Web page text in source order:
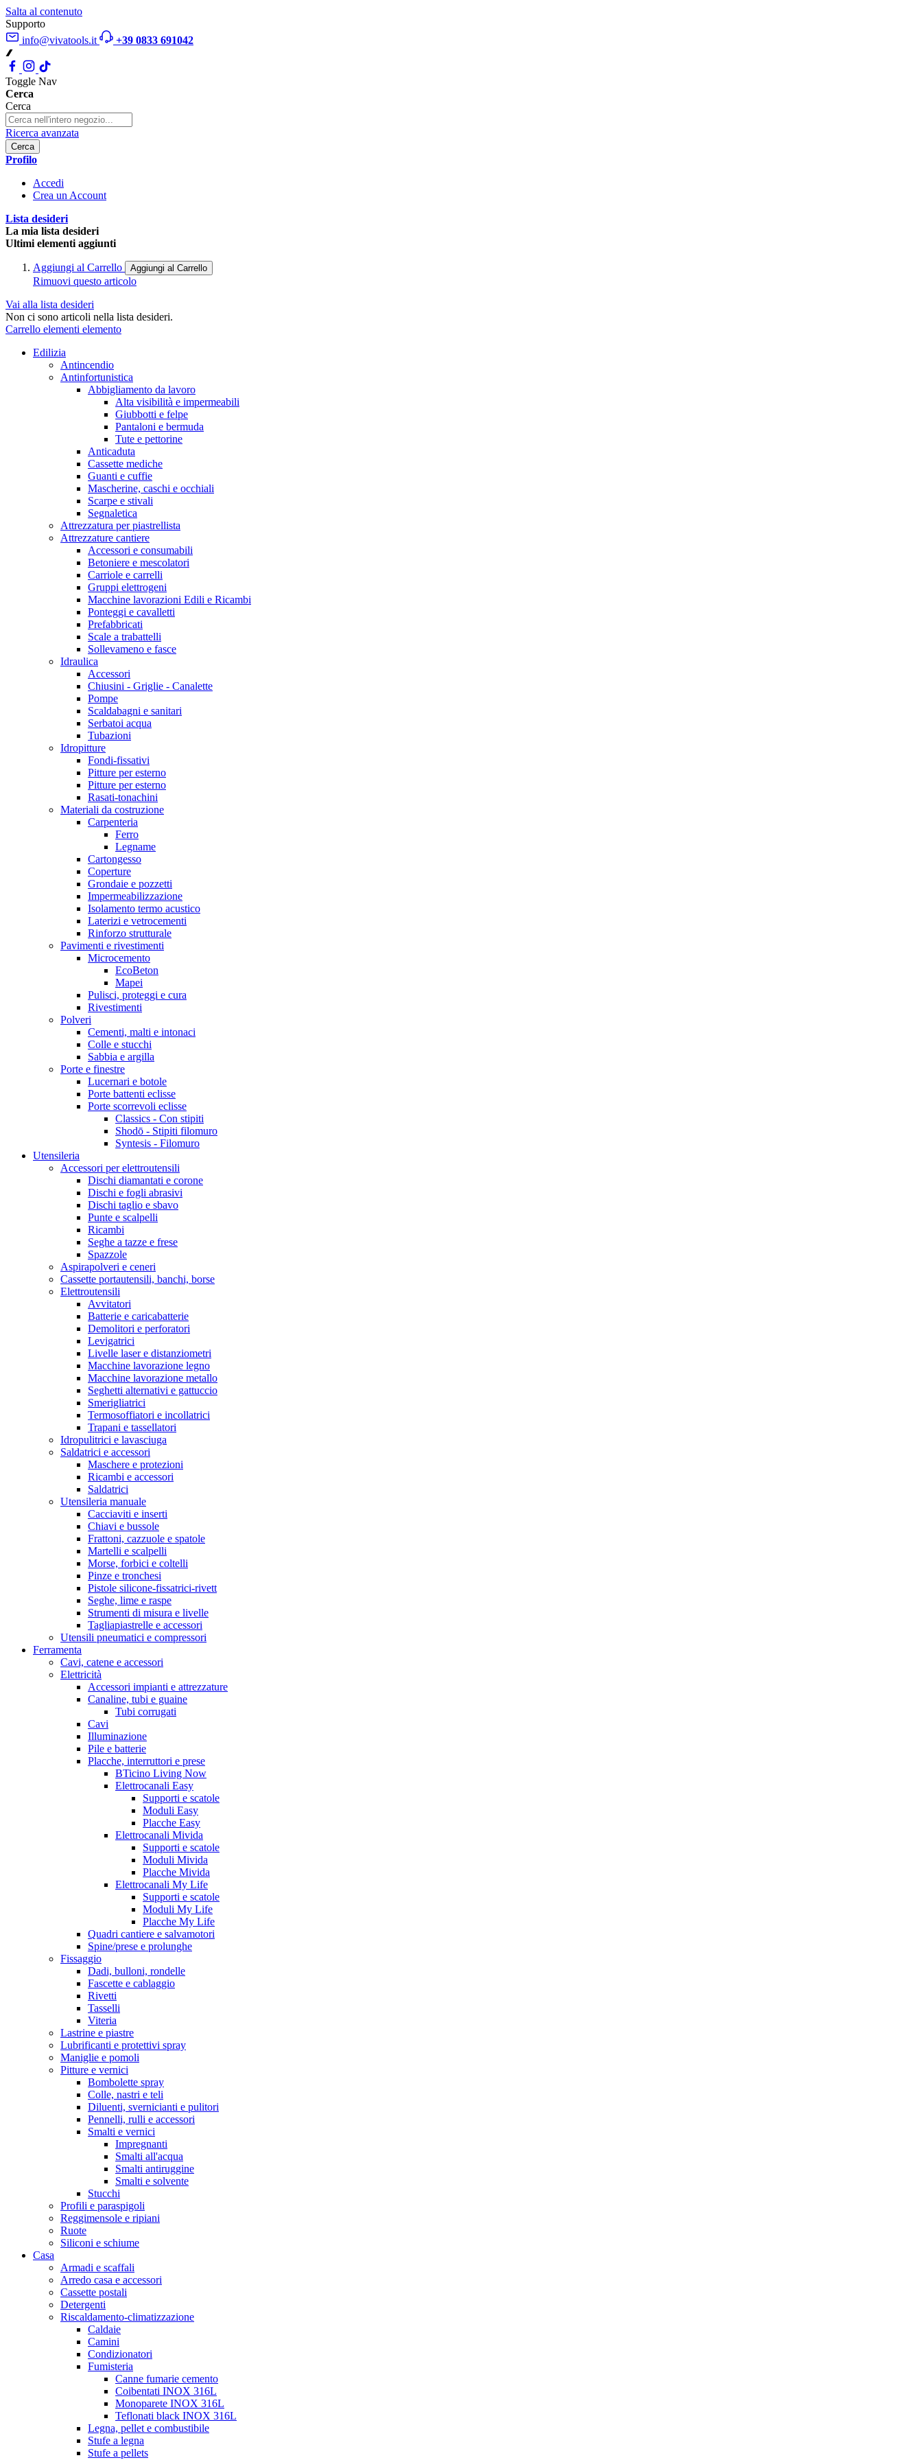
Salta al contenuto
Supporto
info@vivatools.it
+39 0833 691042
Toggle Nav
Cerca
Cerca
Ricerca avanzata
Cerca
Profilo
Accedi
Crea un Account
Lista desideri
La mia lista desideri
Ultimi elementi aggiunti
Aggiungi al Carrello Aggiungi al Carrello
Rimuovi questo articolo
Vai alla lista desideri
Non ci sono articoli nella lista desideri.
Carrello elementi elemento
Edilizia
Antincendio
Antinfortunistica
Abbigliamento da lavoro
Alta visibilità e impermeabili
Giubbotti e felpe
Pantaloni e bermuda
Tute e pettorine
Anticaduta
Cassette mediche
Guanti e cuffie
Mascherine, caschi e occhiali
Scarpe e stivali
Segnaletica
Attrezzatura per piastrellista
Attrezzature cantiere
Accessori e consumabili
Betoniere e mescolatori
Carriole e carrelli
Gruppi elettrogeni
Macchine lavorazioni Edili e Ricambi
Ponteggi e cavalletti
Prefabbricati
Scale a trabattelli
Sollevameno e fasce
Idraulica
Accessori
Chiusini - Griglie - Canalette
Pompe
Scaldabagni e sanitari
Serbatoi acqua
Tubazioni
Idropitture
Fondi-fissativi
Pitture per esterno
Pitture per esterno
Rasati-tonachini
Materiali da costruzione
Carpenteria
Ferro
Legname
Cartongesso
Coperture
Grondaie e pozzetti
Impermeabilizzazione
Isolamento termo acustico
Laterizi e vetrocementi
Rinforzo strutturale
Pavimenti e rivestimenti
Microcemento
EcoBeton
Mapei
Pulisci, proteggi e cura
Rivestimenti
Polveri
Cementi, malti e intonaci
Colle e stucchi
Sabbia e argilla
Porte e finestre
Lucernari e botole
Porte battenti eclisse
Porte scorrevoli eclisse
Classics - Con stipiti
Shodō - Stipiti filomuro
Syntesis - Filomuro
Utensileria
Accessori per elettroutensili
Dischi diamantati e corone
Dischi e fogli abrasivi
Dischi taglio e sbavo
Punte e scalpelli
Ricambi
Seghe a tazze e frese
Spazzole
Aspirapolveri e ceneri
Cassette portautensili, banchi, borse
Elettroutensili
Avvitatori
Batterie e caricabatterie
Demolitori e perforatori
Levigatrici
Livelle laser e distanziometri
Macchine lavorazione legno
Macchine lavorazione metallo
Seghetti alternativi e gattuccio
Smerigliatrici
Termosoffiatori e incollatrici
Trapani e tassellatori
Idropulitrici e lavasciuga
Saldatrici e accessori
Maschere e protezioni
Ricambi e accessori
Saldatrici
Utensileria manuale
Cacciaviti e inserti
Chiavi e bussole
Frattoni, cazzuole e spatole
Martelli e scalpelli
Morse, forbici e coltelli
Pinze e tronchesi
Pistole silicone-fissatrici-rivett
Seghe, lime e raspe
Strumenti di misura e livelle
Tagliapiastrelle e accessori
Utensili pneumatici e compressori
Ferramenta
Cavi, catene e accessori
Elettricità
Accessori impianti e attrezzature
Canaline, tubi e guaine
Tubi corrugati
Cavi
Illuminazione
Pile e batterie
Placche, interruttori e prese
BTicino Living Now
Elettrocanali Easy
Supporti e scatole
Moduli Easy
Placche Easy
Elettrocanali Mivida
Supporti e scatole
Moduli Mivida
Placche Mivida
Elettrocanali My Life
Supporti e scatole
Moduli My Life
Placche My Life
Quadri cantiere e salvamotori
Spine/prese e prolunghe
Fissaggio
Dadi, bulloni, rondelle
Fascette e cablaggio
Rivetti
Tasselli
Viteria
Lastrine e piastre
Lubrificanti e protettivi spray
Maniglie e pomoli
Pitture e vernici
Bombolette spray
Colle, nastri e teli
Diluenti, svernicianti e pulitori
Pennelli, rulli e accessori
Smalti e vernici
Impregnanti
Smalti all'acqua
Smalti antiruggine
Smalti e solvente
Stucchi
Profili e paraspigoli
Reggimensole e ripiani
Ruote
Siliconi e schiume
Casa
Armadi e scaffali
Arredo casa e accessori
Cassette postali
Detergenti
Riscaldamento-climatizzazione
Caldaie
Camini
Condizionatori
Fumisteria
Canne fumarie cemento
Coibentati INOX 316L
Monoparete INOX 316L
Teflonati black INOX 316L
Legna, pellet e combustibile
Stufe a legna
Stufe a pellets